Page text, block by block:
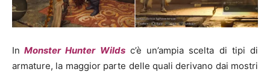
In Monster Hunter Wildsc’è un’ampia scelta di tipi di
armature, la maggior parte delle quali derivano dai mostri